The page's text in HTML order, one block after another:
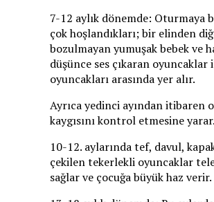
7-12 aylık dönemde: Oturmaya
çok hoşlandıkları; bir elinden
bozulmayan yumuşak bebek ve
düşünce ses çıkaran
oyuncakları arasında yer alır.
Ayrıca yedinci ayından itibaren
kaygısını kontrol etmesine
10-12. aylarında tef, davul,
çekilen tekerlekli oyuncaklar
sağlar ve çocuğa büyük haz